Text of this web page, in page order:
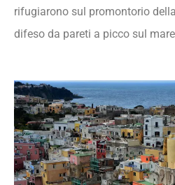
rifugiarono sul promontorio
difeso da pareti a picco sul